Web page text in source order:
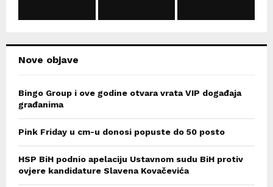
Nove objave
Bingo Group i ove godine otvara vrata VIP događaja
građanima
Pink Friday u cm-u donosi popuste do 50 posto
HSP BiH podnio apelaciju Ustavnom sudu BiH protiv
ovjere kandidature Slavena Kovačevića